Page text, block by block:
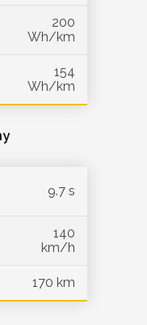
200
Wh/km
154
Wh/km
9.7 s
140
km/h
170 km